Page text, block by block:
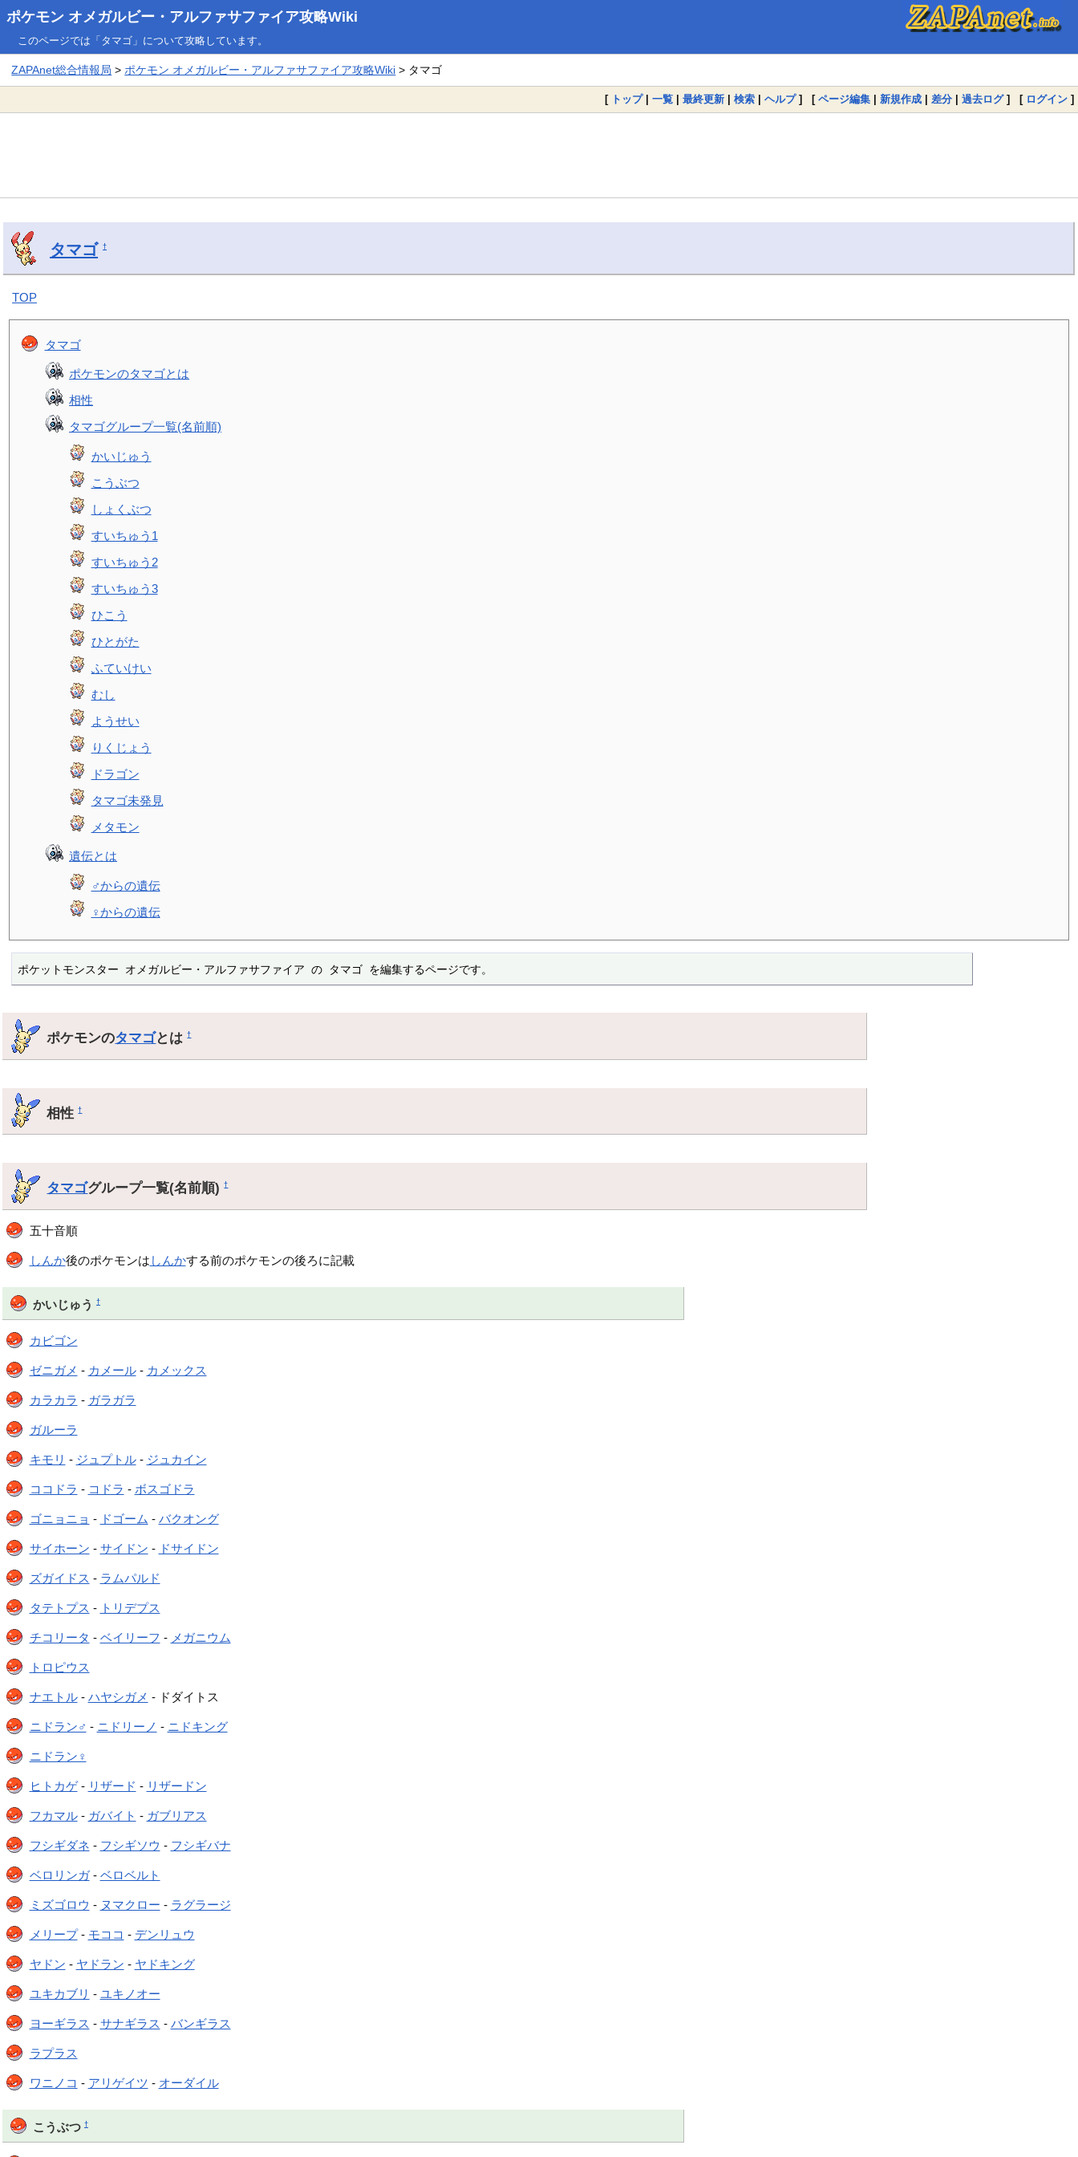
ポケモン オメガルビー・アルファサファイア攻略Wiki
このページでは「タマゴ」について攻略しています。
ZAPAnet総合情報局 >ポケモン オメガルビー・アルファサファイア攻略Wiki > タマゴ
[ トップ| 一覧 | 最終更新 | 検索 | ヘルプ] [ ページ編集 | 新規作成 | 差分 | 過去ログ] [ ログイン ]
タマゴ †
TOP
タマゴ
ポケモンのタマゴとは
相性
タマゴグループ一覧(名前順)
かいじゅう
こうぶつ
しょくぶつ
すいちゅう1
すいちゅう2
すいちゅう3
ひこう
ひとがた
ふていけい
むし
ようせい
りくじょう
ドラゴン
タマゴ未発見
メタモン
遺伝とは
♂からの遺伝
♀からの遺伝
ポケットモンスター オメガルビー・アルファサファイア の タマゴ を編集するページです。
ポケモンのタマゴとは†
相性†
タマゴグループ一覧(名前順)†
五十音順
しんか後のポケモンは しんかする前のポケモンの後ろに記載
かいじゅう †
カビゴン
ゼニガメ - カメール- カメックス
カラカラ - ガラガラ
ガルーラ
キモリ - ジュプトル- ジュカイン
ココドラ - コドラ - ボスゴドラ
ゴニョニョ - ドゴーム - バクオング
サイホーン - サイドン - ドサイドン
ズガイドス - ラムパルド
タテトプス - トリデプス
チコリータ - ベイリーフ - メガニウム
トロピウス
ナエトル- ハヤシガメ - ドダイトス
ニドラン♂ - ニドリーノ - ニドキング
ニドラン♀
ヒトカゲ- リザード - リザードン
フカマル- ガバイト - ガブリアス
フシギダネ - フシギソウ - フシギバナ
ベロリンガ- ベロベルト
ミズゴロウ - ヌマクロー - ラグラージ
メリープ- モココ - デンリュウ
ヤドン - ヤドラン - ヤドキング
ユキカブリ - ユキノオー
ヨーギラス - サナギラス - バンギラス
ラプラス
ワニノコ - アリゲイツ - オーダイル
こうぶつ †